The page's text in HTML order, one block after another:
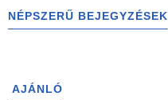
NÉPSZERŰ BEJEGYZÉSEK
AJÁNLÓ